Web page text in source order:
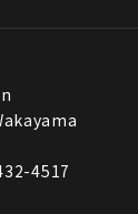
4517